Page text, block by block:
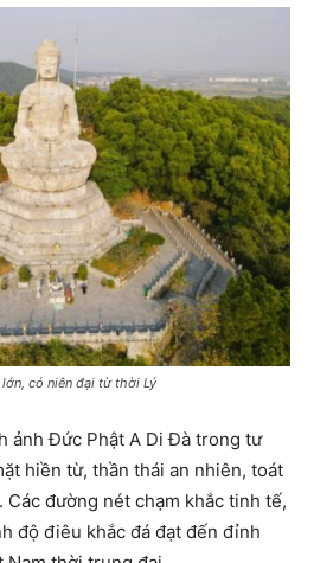
có niên đại từ thời Lý
ảnh Đức Phật A Di Đà trong tư
hiền từ, thần thái an nhiên, toát
Các đường nét chạm khắc tinh tế,
độ điêu khắc đá đạt đến đỉnh